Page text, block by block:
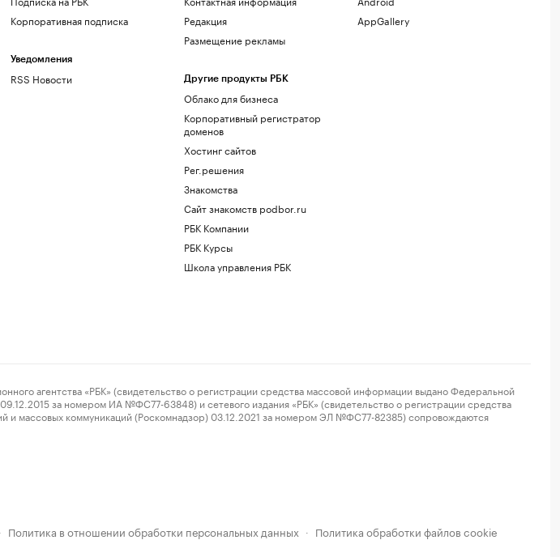
Корпоративная подписка
Уведомления
RSS Новости
Редакция
Размещение рекламы
Другие продукты РБК
Облако для бизнеса
Корпоративный регистратор
доменов
Хостинг сайтов
Рег.решения
Знакомства
Сайт знакомств podbor.ru
РБК Компании
РБК Курсы
Школа управления РБК
AppGallery
«РБК» (свидетельство о регистрации средства массовой информации выдано Федеральной
за номером ИА №ФС77-63848) и сетевого издания «РБК» (свидетельство о регистрации средства
и массовых коммуникаций (Роскомнадзор) 03.12.2021 за номером ЭЛ №ФС77-82385) сопровождаются
· Политика в отношении обработки персональных данных · Политика обработки файлов cookie